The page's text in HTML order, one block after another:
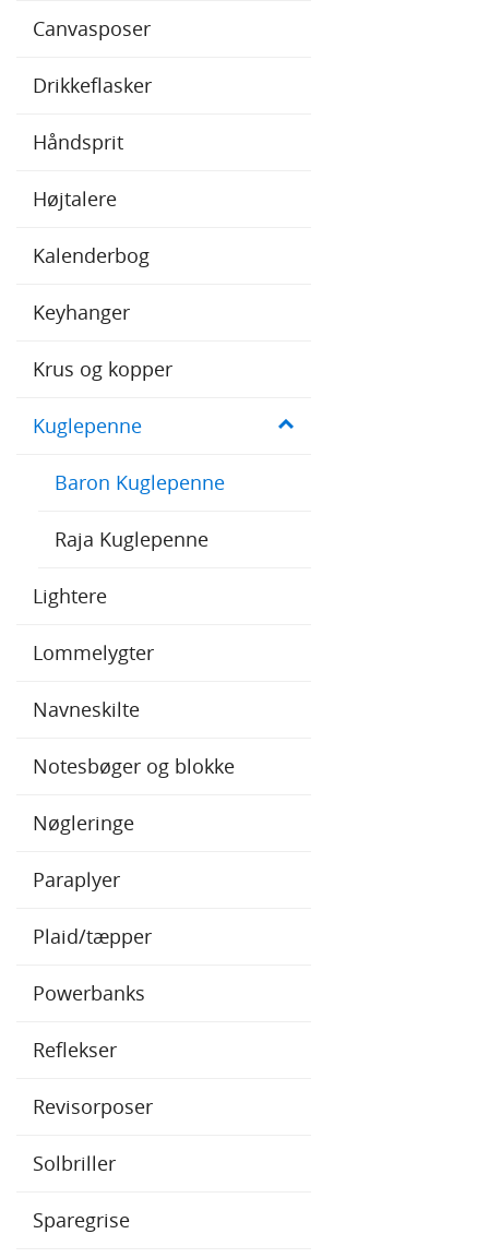
Canvasposer
Drikkeflasker
Håndsprit
Højtalere
Kalenderbog
Keyhanger
Krus og kopper
Kuglepenne
Baron Kuglepenne
Raja Kuglepenne
Lightere
Lommelygter
Navneskilte
Notesbøger og blokke
Nøgleringe
Paraplyer
Plaid/tæpper
Powerbanks
Reflekser
Revisorposer
Solbriller
Sparegrise